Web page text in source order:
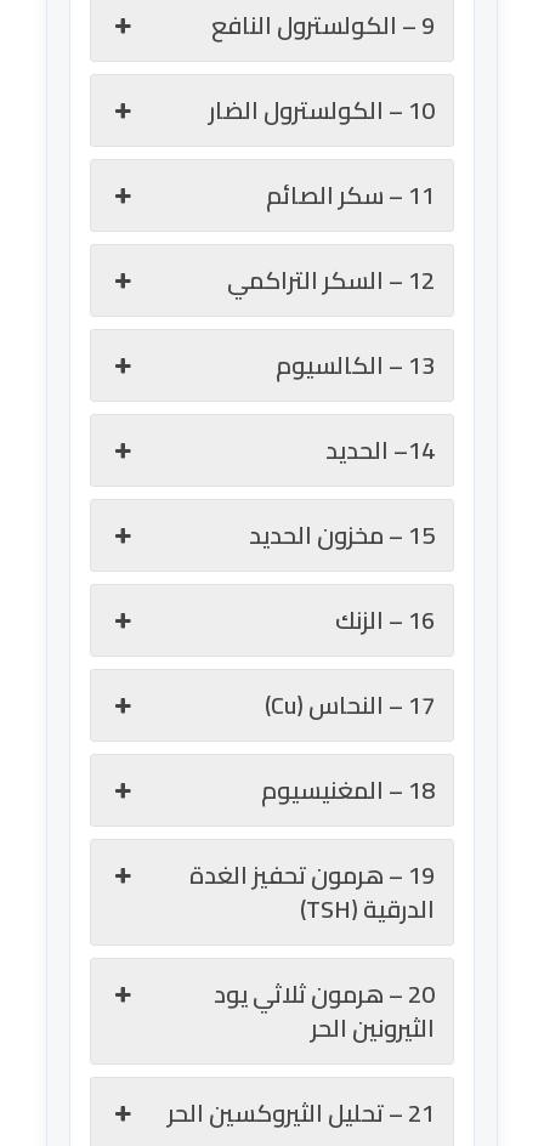
9 – الكولسترول النافع
10 – الكولسترول الضار
11 – سكر الصائم
12 – السكر التراكمي
13 – الكالسيوم
14– الحديد
15 – مخزون الحديد
16 – الزنك
17 – النحاس (Cu)
18 – المغنيسيوم
19 – هرمون تحفيز الغدة
الدرقية (TSH)
20 – هرمون ثلاثي يود
الثيرونين الحر
21 – تحليل الثيروكسين الحر